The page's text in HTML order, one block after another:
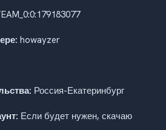
howayzer
Россия-Екатеринбург
Если будет нужен, скачаю